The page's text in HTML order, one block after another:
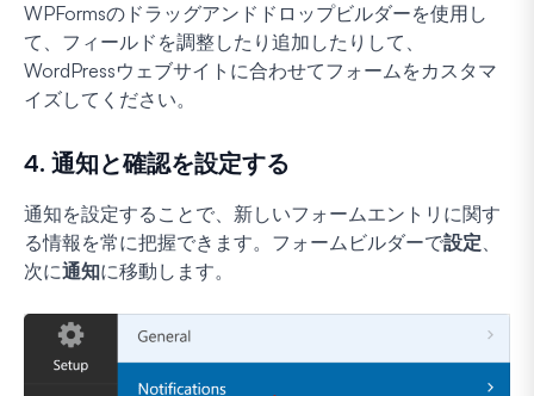
WPFormsのドラッグアンドドロップビルダーを使用し
て、フィールドを調整したり追加したりして、
WordPressウェブサイトに合わせてフォームをカスタマ
イズしてください。
4. 通知と確認を設定する
通知を設定することで、新しいフォームエントリに関す
る情報を常に把握できます。フォームビルダーで設定、
次に通知に移動します。